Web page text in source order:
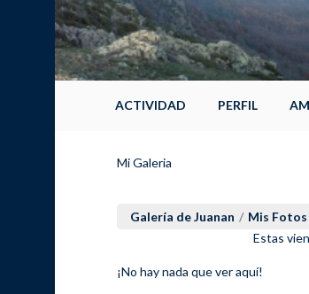
ACTIVIDAD PERFIL
Mi Galeria
Galería de Juanan / Mis Fotos
Estas
¡No hay nada que ver aquí!